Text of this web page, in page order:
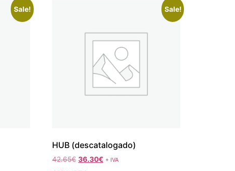
Sale! Sale!
HUB (descatalogado)
42.65€ 36.30€ + IVA